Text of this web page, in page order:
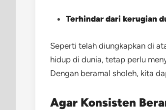
Terhindar dari kerugian
Seperti telah diungkapkan di
hidup di dunia, tetap perlu
Dengan beramal sholeh, kita
Agar Konsisten